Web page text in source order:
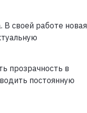
В своей работе новая
прозрачность в
постоянную